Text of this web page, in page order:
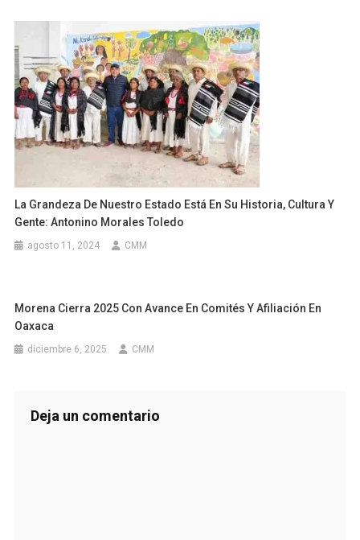
La Grandeza De Nuestro Estado Está En Su Historia, Cultura Y
Gente: Antonino Morales Toledo
agosto 11, 2024 CMM
Morena Cierra 2025 Con Avance En Comités Y Afiliación En
Oaxaca
diciembre 6, 2025 CMM
Deja un comentario